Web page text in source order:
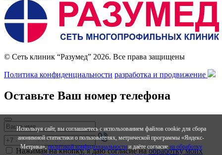
© Сеть клиник “Разумед” 2026. Все права защищены
Политика конфиденциальности разработка и продвижение
Оставьте Ваш номер телефона
Нажимая на кнопку, я даю согласие наобработку моих
Используя сайт, вы соглашаетесь с использованием файлов cookie для сбора
анонимной статистики о пользователях, метрической программы «Яндекс-
Метрика»,политикой конфиденциальностии даёте согласие на обработку